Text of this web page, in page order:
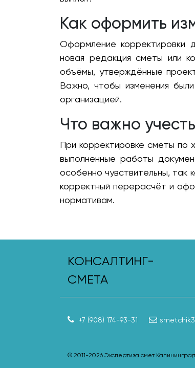
Как оформить
Оформление корректировки
новая редакция сметы или
объёмы, утверждённые
Важно, чтобы изменения
организацией.
Что важно
При корректировке сметы по
выполненные работы
особенно чувствительны, так
корректный перерасчёт и
нормативам.
КОНСАЛТИНГ-
СМЕТА
+7 (908) 174-93-31
© 2011-2026 Экспертиза смет Калининград